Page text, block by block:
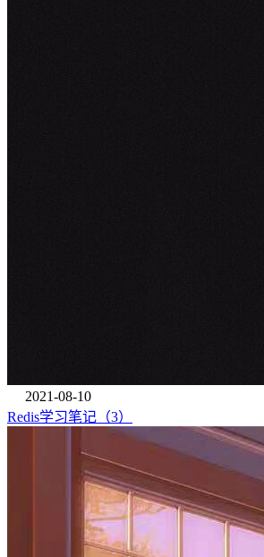
2021-08-10
Redis学习笔记（3）